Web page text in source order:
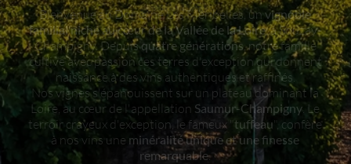
Bienvenue au Domaine Les Méribelles, unvignoble
familial niché au cœur de la Vallée de la Loire, à Souzay-
Champigny. Depuisquatre générations , notre famille
cultive avec passion ces terres d'exception qui donnent
naissance à des vins authentiques et raffinés.
Nos vignes s'épanouissent sur un plateau dominant la
Loire, au cœur de l'appellation Saumur-Champigny . Le
terroir crayeux d'exception, le fameux " tuffeau
", confère
à nos vins une minéralité unique et une finesse
remarquable.